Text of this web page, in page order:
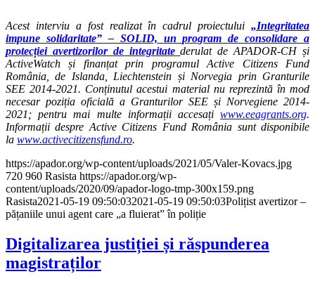
Acest interviu a fost realizat în cadrul proiectului „Integritatea
impune solidaritate” – SOLID, un program de consolidare a
protecției avertizorilor de integritatederulat de APADOR-CH și
ActiveWatch și finanțat prin programul Active Citizens Fund
România, de Islanda, Liechtenstein și Norvegia prin Granturile
SEE 2014-2021. Conținutul acestui material nu reprezintă în mod
necesar poziția oficială a Granturilor SEE și Norvegiene 2014-
2021; pentru mai multe informații accesați www.eeagrants.org.
Informații despre Active Citizens Fund România sunt disponibile
la www.activecitizensfund.ro.
https://apador.org/wp-content/uploads/2021/05/Valer-Kovacs.jpg
720 960 Rasista https://apador.org/wp-
content/uploads/2020/09/apador-logo-tmp-300x159.png
Rasista2021-05-19 09:50:032021-05-19 09:50:03Polițist avertizor –
pățaniile unui agent care „a fluierat” în poliție
Digitalizarea justiției și răspunderea
magistraților